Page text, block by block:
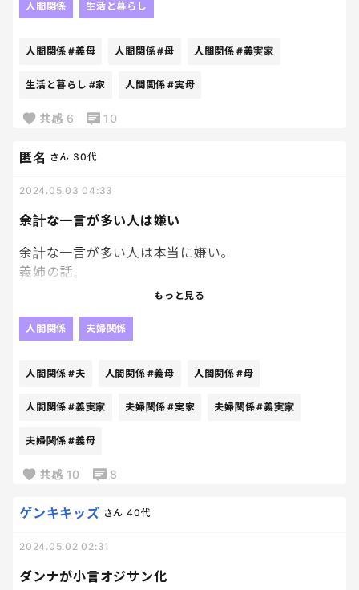
朝に慣れない。
幸せな朝ね。
人間関係 生活と暮らし
人間関係 #義母 人間関係#母 人間関係 #義実家
生活と暮らし #家 人間関係 #実母
共感 6 10
余計な一言が多い人は嫌い
匿名 さん 30代
2024.05.03 04:33
余計な一言が多い人は本当に嫌い。
義姉の話。
今回のＧＷは義実家に帰らないから夫が義母に帰ら
に連絡がきたの。
「GW帰ってこないとお母さんが怒ってたから●●ち
帰らないのは子の体調が思わしくないからなのよ。
夫もそれを伝えてる。
そんなんで怒るの？
そしてそれをわざわざ私の耳に入れるの？
余計な一言じゃない？
もっと見る
人間関係 夫婦関係
人間関係 #夫 人間関係 #義母 人間関係 #母
人間関係 #義実家 夫婦関係 #実家 夫婦関係#義実家
夫婦関係 #義母
共感 10 8
ダンナが小言オジサン化
ゲンキキッズ さん 40代
2024.05.02 02:31